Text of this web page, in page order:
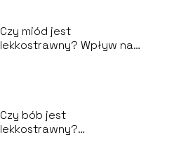
Czy miód jest
lekkostrawny? Wpływ na
Czy bób jest
lekkostrawny?